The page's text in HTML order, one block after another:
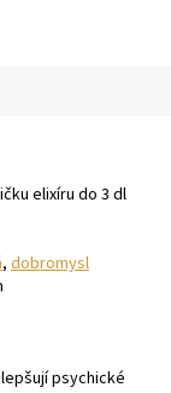
elixíru do 3 dl
, dobromysl
psychické